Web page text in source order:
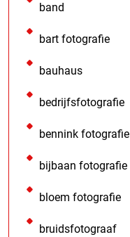
band
bart fotografie
bauhaus
bedrijfsfotografie
bennink fotografie
bijbaan fotografie
bloem fotografie
bruidsfotograaf